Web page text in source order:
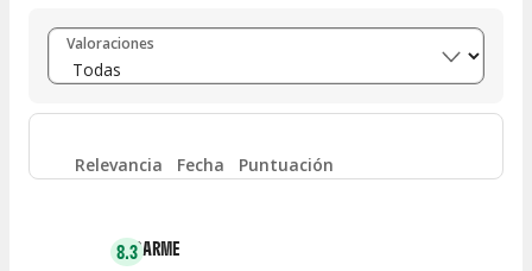
Entre 8 y 10 (7)
Entre 6 y 8 (0)
Entre 4 y 6 0
Valoraciones
Relevancia Fecha Puntuación
8.3CARME